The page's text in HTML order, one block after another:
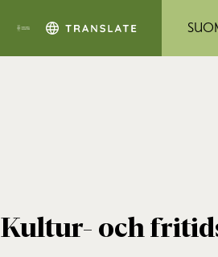
Kultur- och